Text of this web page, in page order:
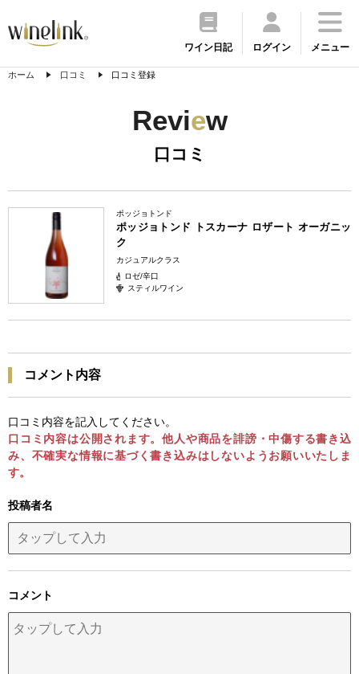
ワイン日記 ログイン メニュー
ホーム 口コミ 口コミ登録
Review
口コミ
ポッジョトンド
ポッジョトンド トスカーナ ロザート オーガニッ
ク
カジュアルクラス
ロゼ/辛口
スティルワイン
コメント内容
口コミ内容を記入してください。
口コミ内容は公開されます。他人や商品を誹謗・中傷する書き込
み、不確実な情報に基づく書き込みはしないようお願いいたしま
す。
投稿者名
コメント